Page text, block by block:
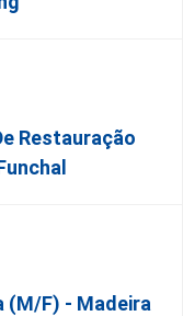
Restauração
(M/F) - Madeira